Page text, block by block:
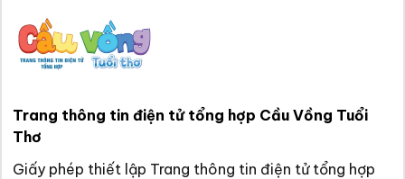
Trang thông tin điện tử tổng hợp Cầu Vồng Tuổi
Thơ
Giấy phép thiết lập Trang thông tin điện tử tổng hợp